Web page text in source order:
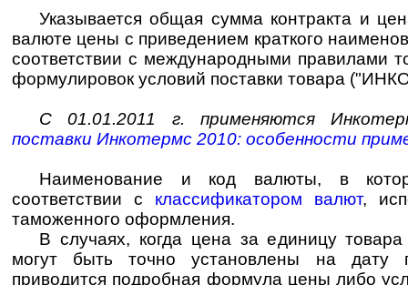
Указывается общая сумма контракта и
валюте цены с приведением краткого
соответствии с международными правилами
формулировок условий поставки товара
С 01.01.2011 г. применяются
поставки Инкотермс 2010: особенности
Наименование и код валюты, в
соответствии с классификатором валют,
таможенного оформления.
В случаях, когда цена за единицу
могут быть точно установлены на дату
приводится подробная формула цены либо